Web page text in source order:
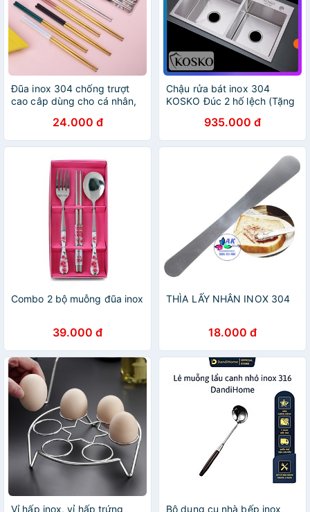
Đũa inox 304 chống trượt
cao câp dùng cho cá nhân,
đình, dã ngoại DIC01
24.000 đ
Chậu rửa bát inox 304
KOSKO Đúc 2 hố lệch (Tặng
xả) Bảo hành 12 đến 24
tháng
935.000 đ
Combo 2 bộ muỗng đũa inox
39.000 đ
THÌA LẤY NHÂN INOX 304
18.000 đ
Vỉ hấp inox, vỉ hấp trứng
Bộ dụng cụ nhà bếp inox